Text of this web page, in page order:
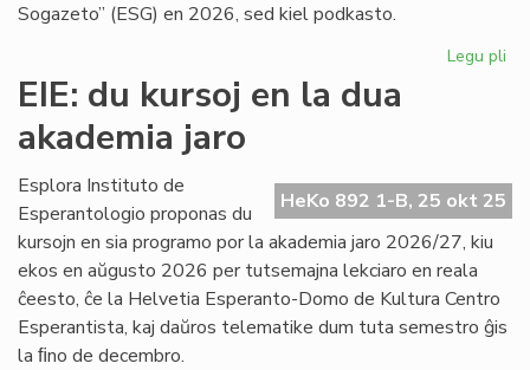
Sogazeto” (ESG) en 2026, sed kiel podkasto.
Legu pli
EIE: du kursoj en la dua
akademia jaro
HeKo 892 1-B, 25 okt 25
Esplora Instituto de
Esperantologio proponas du
kursojn en sia programo por la akademia jaro 2026/27, kiu
ekos en aŭgusto 2026 per tutsemajna lekciaro en reala
ĉeesto, ĉe la Helvetia Esperanto-Domo de Kultura Centro
Esperantista, kaj daŭros telematike dum tuta semestro ĝis
la ﬁno de decembro.